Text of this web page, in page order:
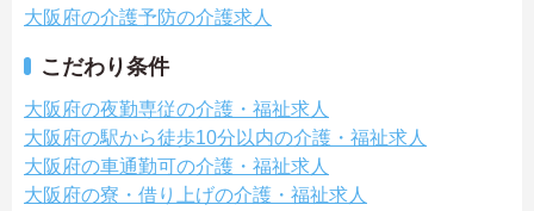
大阪府の介護予防の介護求人
こだわり条件
大阪府の夜勤専従の介護・福祉求人
大阪府の駅から徒歩10分以内の介護・福祉求人
大阪府の車通勤可の介護・福祉求人
大阪府の寮・借り上げの介護・福祉求人